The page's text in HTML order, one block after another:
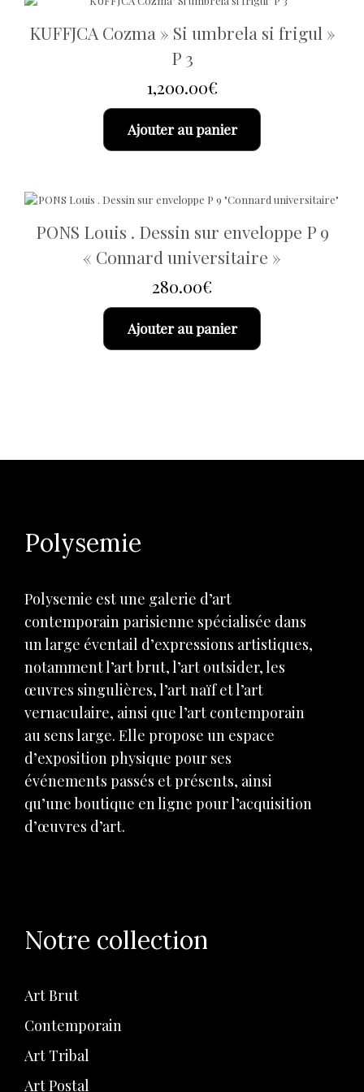
KUFFJCA Cozma » Si umbrela si frigul »
P 3
1,200.00€
Ajouter au panier
PONS Louis . Dessin sur enveloppe P 9
« Connard universitaire »
280.00€
Ajouter au panier
Polysemie
Polysemie est une galerie d’art
contemporain parisienne spécialisée dans
un large éventail d’expressions artistiques,
notamment l’art brut, l’art outsider, les
œuvres singulières, l’art naïf et l’art
vernaculaire, ainsi que l’art contemporain
au sens large. Elle propose un espace
d’exposition physique pour ses
événements passés et présents, ainsi
qu’une boutique en ligne pour l’acquisition
d’œuvres d’art.
Notre collection
Art Brut
Contemporain
Art Tribal
Art Postal